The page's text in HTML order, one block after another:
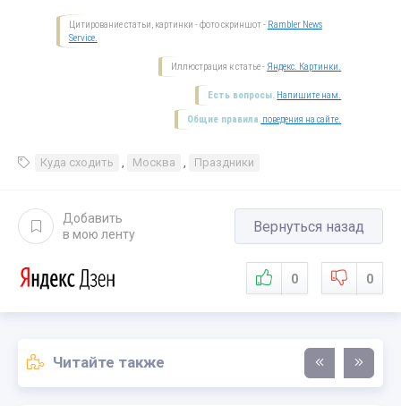
Цитирование статьи, картинки - фото скриншот - Rambler News
Service.
Иллюстрация к статье - Яндекс. Картинки.
Есть вопросы. Напишите нам.
Общие правила поведения на сайте.
Куда сходить Москва Праздники
Добавить
в мою ленту
Вернуться назад
0 0
Читайте также